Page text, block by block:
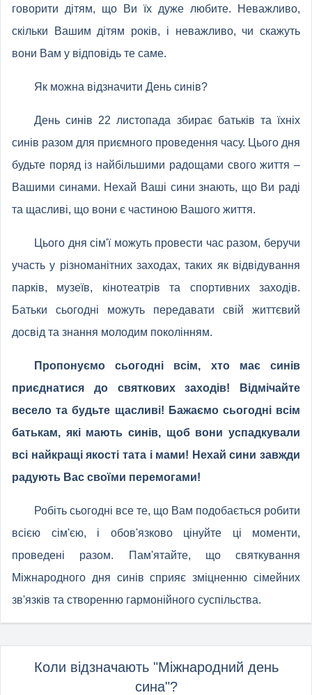
говорити дітям, що Ви їх дуже любите. Неважливо,
скільки Вашим дітям років, і неважливо, чи скажуть
вони Вам у відповідь те саме.
Як можна відзначити День синів?
День синів 22 листопада збирає батьків та їхніх
синів разом для приємного проведення часу. Цього дня
будьте поряд із найбільшими радощами свого життя –
Вашими синами. Нехай Ваші сини знають, що Ви раді
та щасливі, що вони є частиною Вашого життя.
Цього дня сім'ї можуть провести час разом, беручи
участь у різноманітних заходах, таких як відвідування
парків, музеїв, кінотеатрів та спортивних заходів.
Батьки сьогодні можуть передавати свій життєвий
досвід та знання молодим поколінням.
Пропонуємо сьогодні всім, хто має синів
приєднатися до святкових заходів! Відмічайте
весело та будьте щасливі! Бажаємо сьогодні всім
батькам, які мають синів, щоб вони успадкували
всі найкращі якості тата і мами! Нехай сини завжди
радують Вас своїми перемогами!
Робіть сьогодні все те, що Вам подобається робити
всією сім'єю, і обов'язково цінуйте ці моменти,
проведені разом. Пам'ятайте, що святкування
Міжнародного дня синів сприяє зміцненню сімейних
зв'язків та створенню гармонійного суспільства.
Коли відзначають "Міжнародний день
сина"?